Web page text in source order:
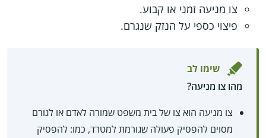
צו מניעה זמני או קבוע.
פיצוי כספי על הנזק שנגרם.
שימו לב
מהו צו מניעה?
צו מניעה הוא צו של בית משפט שמורה לאדם או לגורם
מסוים להפסיק פעולה שגורמת למטרד, כמו: להפסיק